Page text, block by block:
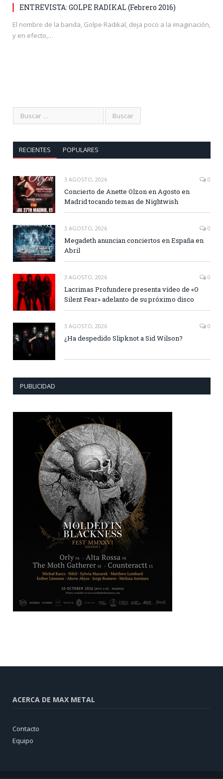
ENTREVISTA: GOLPE RADIKAL (Febrero 2016)
El nombre de la banda, Golpe Radikal, deja poco a la imaginación,
y en efecto,…
RECIENTES POPULARES
3 AGOSTO, 2026 0
Concierto de Anette Olzon en Agosto en
Madrid tocando temas de Nightwish
3 AGOSTO, 2026 0
Megadeth anuncian conciertos en España en
Abril
3 AGOSTO, 2026 0
Lacrimas Profundere presenta vídeo de «O
Silent Fear» adelanto de su próximo disco
3 AGOSTO, 2026 0
¿Ha despedido Slipknot a Sid Wilson?
PUBLICIDAD
ACERCA DE MAX METAL
Contacto
Equipo